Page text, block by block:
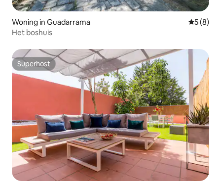
Woning in Guadarrama
5 (8)
Het boshuis
Superhost
Superhost